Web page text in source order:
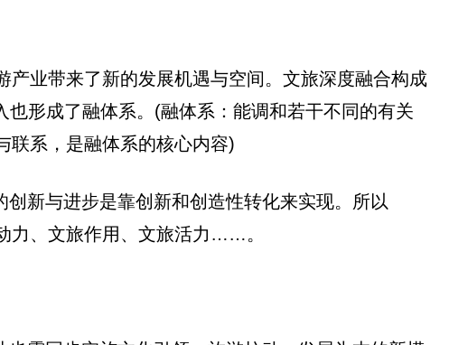
业带来了新的发展机遇与空间。文旅深度融合构成
形成了融体系。(融体系：能调和若干不同的有关
联系，是融体系的核心内容)
新与进步是靠创新和创造性转化来实现。所以
力、文旅作用、文旅活力……。